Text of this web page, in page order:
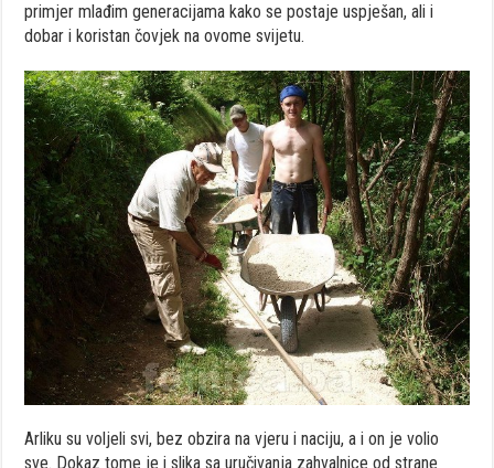
primjer mlađim generacijama kako se postaje uspješan, ali i
dobar i koristan čovjek na ovome svijetu.
Arliku su voljeli svi, bez obzira na vjeru i naciju, a i on je volio
sve. Dokaz tome je i slika sa uručivanja zahvalnice od strane